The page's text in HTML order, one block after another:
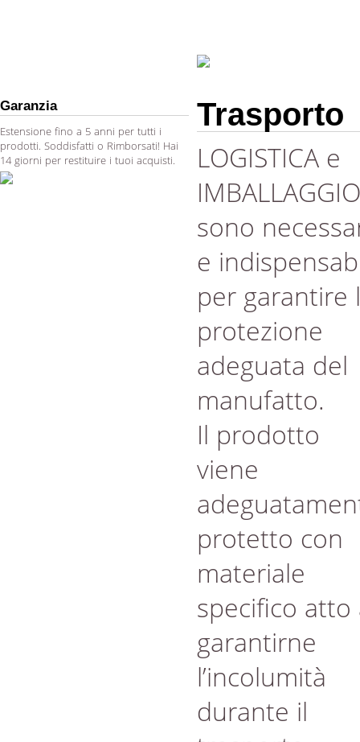
Garanzia
Estensione fino a 5 anni per tutti i
prodotti. Soddisfatti o Rimborsati! Hai
14 giorni per restituire i tuoi acquisti.
Trasporto
LOGISTICA e
IMBALLAGGIO
sono
e
per garantire
protezione
adeguata del
manufatto.
Il prodotto
viene
protetto con
materiale
specifico atto
garantirne
l’incolumità
durante il